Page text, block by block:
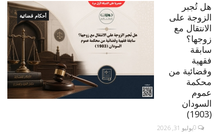
أحكام قضائية
هل تُجبر
الزوجة على
الانتقال مع
زوجها؟
سابقة
فقهية
وقضائية من
محكمة
عموم
السودان
(1903)
يوليو 31, 20260